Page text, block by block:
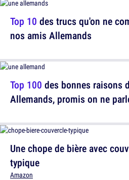
Top 10 des trucs qu'on ne
nos amis Allemands
Une chope de bière avec
typique
Amazon
Top 100 des bonnes raisons
Allemands, promis on ne